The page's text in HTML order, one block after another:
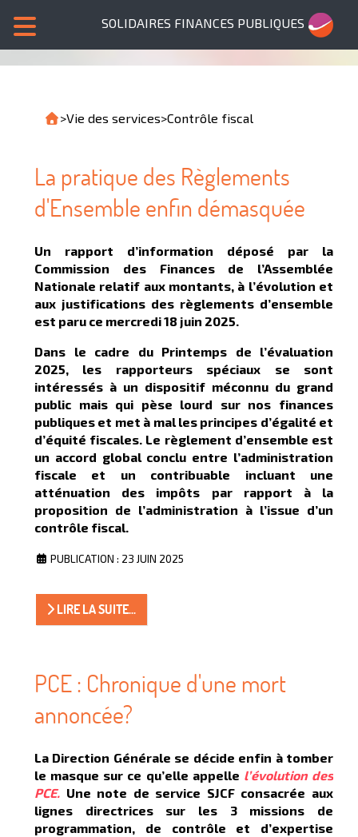
SOLIDAIRES FINANCES PUBLIQUES
>Vie des services>Contrôle fiscal
La pratique des Règlements
d'Ensemble enfin démasquée
Un rapport d’information déposé par la
Commission des Finances de l’Assemblée
Nationale relatif aux montants, à l’évolution et
aux justifications des règlements d’ensemble
est paru ce mercredi 18 juin 2025.
Dans le cadre du Printemps de l’évaluation
2025, les rapporteurs spéciaux se sont
intéressés à un dispositif méconnu du grand
public mais qui pèse lourd sur nos finances
publiques et met à mal les principes d’égalité et
d’équité fiscales. Le règlement d’ensemble est
un accord global conclu entre l’administration
fiscale et un contribuable incluant une
atténuation des impôts par rapport à la
proposition de l’administration à l’issue d’un
contrôle fiscal.
PUBLICATION : 23 JUIN 2025
LIRE LA SUITE...
PCE : Chronique d'une mort
annoncée?
La Direction Générale se décide enfin à tomber
le masque sur ce qu’elle appelle l’évolution des
PCE. Une note de service SJCF consacrée aux
lignes directrices sur les 3 missions de
programmation, de contrôle et d’expertise